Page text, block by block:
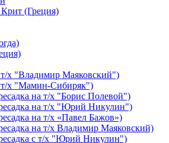
(Греция)
т/х "Владимир Маяковский")
т/х "Мамин-Сибиряк")
на т/х "Борис Полевой")
на т/х "Юрий Никулин")
на т/х «Павел Бажов»)
на т/х Владимир Маяковский)
с т/х "Юрий Никулин")